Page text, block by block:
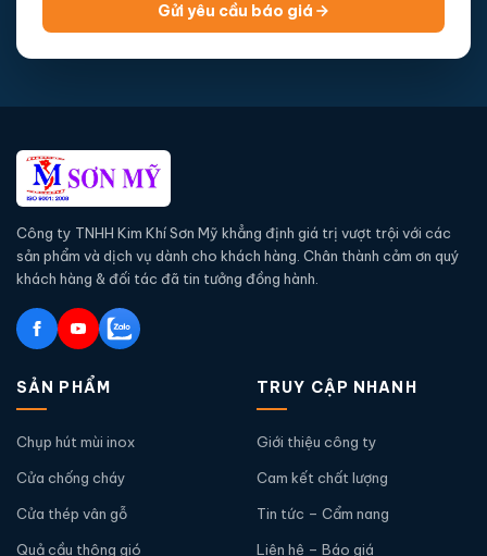
Gửi yêu cầu báo giá
Công ty TNHH Kim Khí Sơn Mỹ khẳng định giá trị vượt trội với các
sản phẩm và dịch vụ dành cho khách hàng. Chân thành cảm ơn quý
khách hàng & đối tác đã tin tưởng đồng hành.
SẢN PHẨM
Chụp hút mùi inox
Cửa chống cháy
Cửa thép vân gỗ
Quả cầu thông gió
TRUY CẬP NHANH
Giới thiệu công ty
Cam kết chất lượng
Tin tức – Cẩm nang
Liên hệ – Báo giá